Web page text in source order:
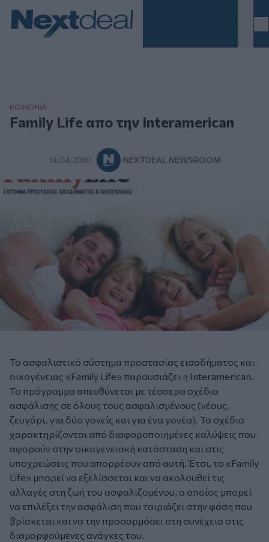
ΚΟΙΝΩΝΙΑ
Family Life απο την Interamerican
14.04.2010 NEXTDEAL NEWSROOM
Το ασφαλιστικό σύστημα προστασίας εισοδήματος και
οικογένειας «Family Life» παρουσιάζει η Interamerican.
Το πρόγραμμα απευθύνεται με τέσσερα σχέδια
ασφάλισης σε όλους τους ασφαλισμένους (νέους,
ζευγάρι, για δύο γονείς και για ένα γονέα). Τα σχέδια
χαρακτηρίζονται από διαφοροποιημένες καλύψεις που
αφορούν στην οικογενειακή κατάσταση και στις
υποχρεώσεις που απορρέουν από αυτή. Έτσι, το «Family
Life» μπορεί να εξελίσσεται και να ακολουθεί τις
αλλαγές στη ζωή του ασφαλιζομένου, ο οποίος μπορεί
να επιλέξει την ασφάλιση που ταιριάζει στην φάση που
βρίσκεται και να την προσαρμόσει στη συνέχεια στις
διαμορφούμενες ανάγκες του.